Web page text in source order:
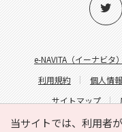
当サイトでは、利用者
e-NAVITA（イーナビタ
利用規約
個人情
サイトマップ
サイト